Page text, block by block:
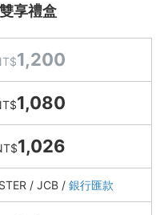
享禮盒
1,200
1,080
1,026
/ JCB / 銀行匯款